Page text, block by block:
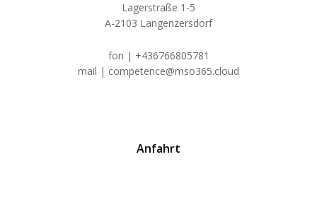
Lagerstraße 1-5
A-2103 Langenzersdorf
fon | +436766805781
mail | competence@mso365.cloud
Anfahrt